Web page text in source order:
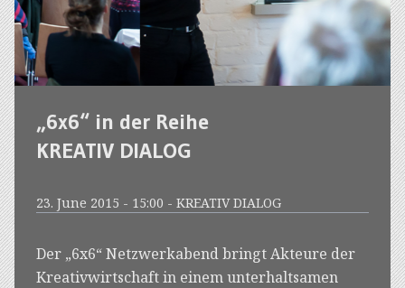
„6x6“ in der Reihe
KREATIV DIALOG
23. June 2015 - 15:00 - KREATIV DIALOG
Der „6x6“ Netzwerkabend bringt Akteure der
Kreativwirtschaft in einem unterhaltsamen